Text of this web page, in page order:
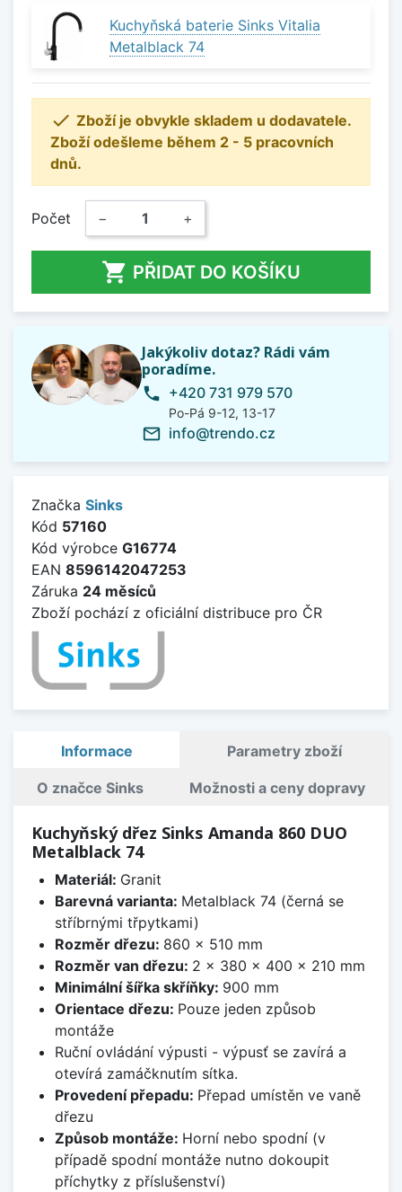
Kuchyňská baterie Sinks Vitalia
Metalblack 74
 Zboží je obvykle skladem u dodavatele.
Zboží odešleme během 2 - 5 pracovních
dnů.
Počet − +
 PŘIDAT DO KOŠÍKU
Jakýkoliv dotaz? Rádi vám
poradíme.
phone +420 731 979 570
Po-Pá 9-12, 13-17
mail_outline info@trendo.cz
Značka Sinks
Kód 57160
Kód výrobce G16774
EAN 8596142047253
Záruka 24 měsíců
Zboží pochází z oficiální distribuce pro ČR
Informace Parametry zboží
O značce Sinks Možnosti a ceny dopravy
Kuchyňský dřez Sinks Amanda 860 DUO
Metalblack 74
Materiál: Granit
Barevná varianta: Metalblack 74 (černá se
stříbrnými třpytkami)
Rozměr dřezu: 860 x 510 mm
Rozměr van dřezu: 2 x 380 x 400 x 210 mm
Minimální šířka skříňky: 900 mm
Orientace dřezu: Pouze jeden způsob
montáže
Ruční ovládání výpusti - výpusť se zavírá a
otevírá zamáčknutím sítka.
Provedení přepadu: Přepad umístěn ve vaně
dřezu
Způsob montáže: Horní nebo spodní (v
případě spodní montáže nutno dokoupit
příchytky z příslušenství)